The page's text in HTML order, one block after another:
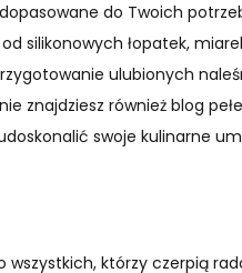
do Twoich
silikonowych łopatek,
ulubionych
znajdziesz również blog
swoje kulinarne
wszystkich, którzy czerpią